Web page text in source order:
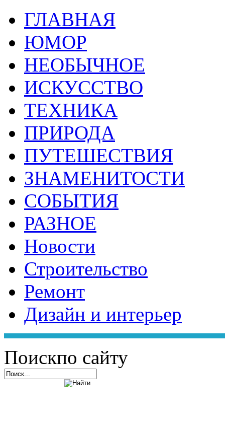
ГЛАВНАЯ
ЮМОР
НЕОБЫЧНОЕ
ИСКУССТВО
ТЕХНИКА
ПРИРОДА
ПУТЕШЕСТВИЯ
ЗНАМЕНИТОСТИ
СОБЫТИЯ
РАЗНОЕ
Новости
Строительство
Ремонт
Дизайн и интерьер
Поискпо сайту